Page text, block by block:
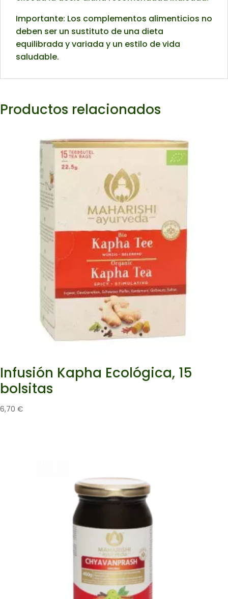
Importante: Los complementos alimenticios no
deben ser un sustituto de una dieta
equilibrada y variada y un estilo de vida
saludable.
Productos relacionados
Infusión Kapha Ecológica, 15
bolsitas
6,70 €